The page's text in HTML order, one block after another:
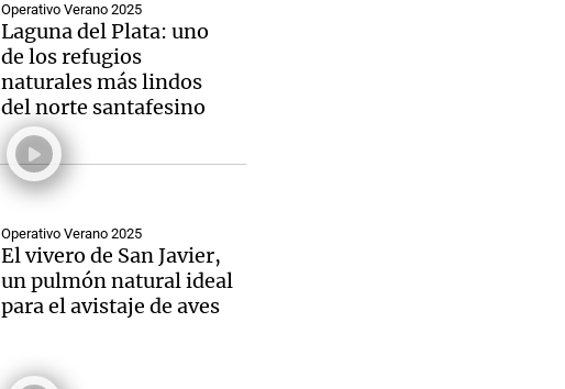
Operativo Verano 2025
Laguna del Plata: uno
de los refugios
naturales más lindos
del norte santafesino
Operativo Verano 2025
El vivero de San Javier,
un pulmón natural ideal
para el avistaje de aves